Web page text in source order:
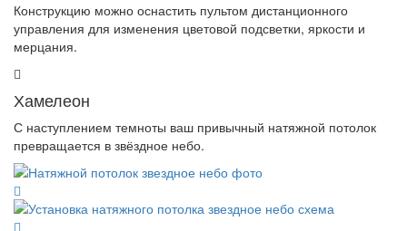
Конструкцию можно оснастить пультом дистанционного
управления для изменения цветовой подсветки, яркости и
мерцания.
Хамелеон
С наступлением темноты ваш привычный натяжной потолок
превращается в звёздное небо.